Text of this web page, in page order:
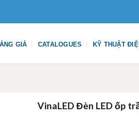
GIÁ CATALOGUES KỸ THUẬT
VinaLED Đèn LED ốp